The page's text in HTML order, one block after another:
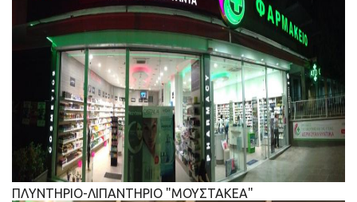
ΠΛΥΝΤΗΡΙΟ-ΛΙΠΑΝΤΗΡΙΟ "ΜΟΥΣΤΑΚΕΑ"